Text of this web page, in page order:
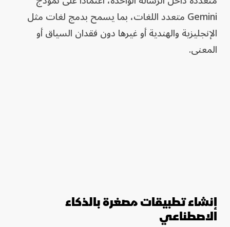
Gemini متعدد اللغات، بما يسمح بدمج لغات مثل
الإنجليزية والهندية أو غيرها دون فقدان السياق أو
المعنى.
إنشاء تطبيقات مصغرة بالذكاء
الاصطناعي